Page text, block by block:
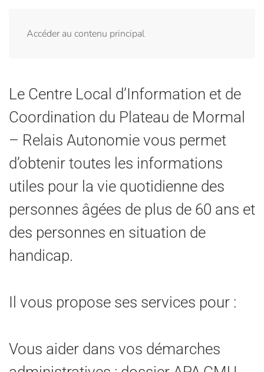
Accéder au contenu principal
Le Centre Local d’Information et de
Coordination du Plateau de Mormal
– Relais Autonomie vous permet
d’obtenir toutes les informations
utiles pour la vie quotidienne des
personnes âgées de plus de 60 ans et
des personnes en situation de
handicap.
Il vous propose ses services pour :
Vous aider dans vos démarches